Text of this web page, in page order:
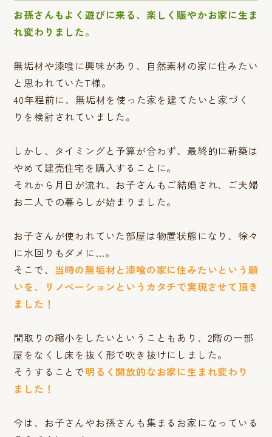
お孫さんもよく遊びに来る、楽しく賑やかお家に生ま
れ変わりました。
無垢材や漆喰に興味があり、自然素材の家に住みたい
と思われていたT様。
40年程前に、無垢材を使った家を建てたいと家づく
りを検討されていました。
しかし、タイミングと予算が合わず、最終的に新築は
やめて建売住宅を購入することに。
それから月日が流れ、お子さんもご結婚され、ご夫婦
お二人での暮らしが始まりました。
お子さんが使われていた部屋は物置状態になり、徐々
に水回りもダメに…。
そこで、 当時の無垢材と漆喰の家に住みたいという願
いを、リノベーションというカタチで実現させて頂き
ました！
間取りの縮小をしたいということもあり、2階の一部
屋をなくし床を抜く形で吹き抜けにしました。
そうすることで明るく開放的なお家に生まれ変わり
ました！
今は、お子さんやお孫さんも集まるお家になっている